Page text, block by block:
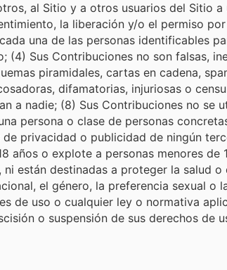
al Sitio y a otros usuarios del Sitio
la liberación y/o el permiso
una de las personas identificables
(4) Sus Contribuciones no son falsas,
piramidales, cartas en cadena,
difamatorias, injuriosas o
a nadie; (8) Sus Contribuciones no se
persona o clase de personas
privacidad o publicidad de ningún
años o explote a personas menores
están destinadas a proteger la salud
el género, la preferencia sexual
de uso o cualquier ley o normativa
o suspensión de sus derechos de